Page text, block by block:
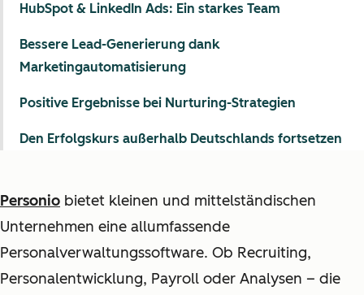
Personio bietet kleinen und mittelständischen
Unternehmen eine allumfassende
Personalverwaltungssoftware. Ob Recruiting,
Personalentwicklung, Payroll oder Analysen – die
HubSpot & LinkedIn Ads: Ein starkes Team
Bessere Lead-Generierung dank
Marketingautomatisierung
Positive Ergebnisse bei Nurturing-Strategien
Den Erfolgskurs außerhalb Deutschlands fortsetzen